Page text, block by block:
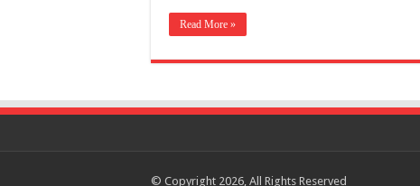
Read More »
© Copyright 2026, All Rights Reserved